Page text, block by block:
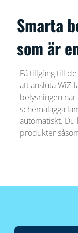
Smarta
som är
Få tillgång till
att ansluta WiZ-
belysningen
schemalägga
automatiskt.
produkter